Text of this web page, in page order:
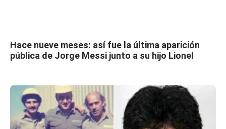
Hace nueve meses: así fue la última aparición
pública de Jorge Messi junto a su hijo Lionel